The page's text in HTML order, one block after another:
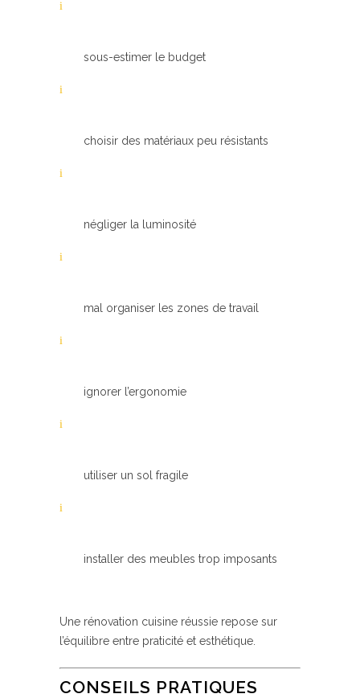
sous-estimer le budget
choisir des matériaux peu résistants
négliger la luminosité
mal organiser les zones de travail
ignorer l’ergonomie
utiliser un sol fragile
installer des meubles trop imposants
Une rénovation cuisine réussie repose sur
l’équilibre entre praticité et esthétique.
CONSEILS PRATIQUES